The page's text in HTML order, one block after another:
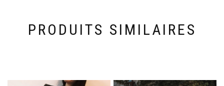
PRODUITS SIMILAIRES